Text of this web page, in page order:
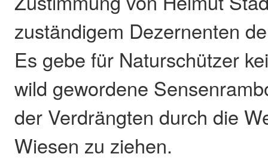
zuständigem Dezernenten
Es gebe für Naturschützer
wild gewordene
der Verdrängten durch die
Wiesen zu ziehen.